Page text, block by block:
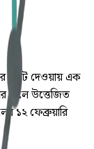
ভোট দেওয়ায় এক
ফলে উত্তেজিত
১২ ফেব্রুয়ারি